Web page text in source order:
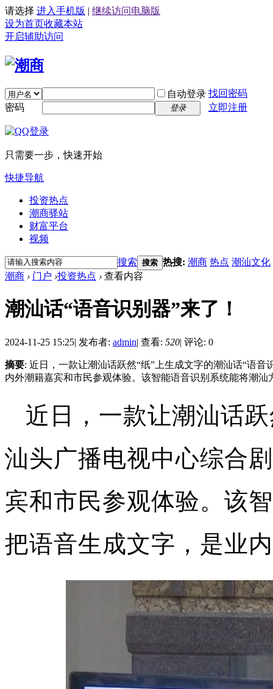
请选择 进入手机版 | 继续访问电脑版
设为首页收藏本站
开启辅助访问
自动登录 找回密码
密码
登录 立即注册
只需要一步，快速开始
快捷导航
投资热点
潮商驿站
财富平台
视频
搜索 搜索 热搜: 潮商 热点 潮汕文化
潮商 › 门户 ›投资热点 › 查看内容
潮汕话“语音识别器”来了！
2024-11-25 15:25| 发布者: admin| 查看: 520| 评论: 0
摘要: 近日，一款让潮汕话跃然“纸”上生成文字的潮汕话“语
内外潮籍嘉宾和市民参观体验。该智能语音识别系统能将潮汕
近日，一款让潮汕话
汕头广播电视中心综合
宾和市民参观体验。该
把语音生成文字，是业